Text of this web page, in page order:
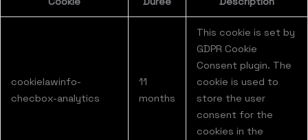
cookielawinfo-
checbox-analytics
11
months
This cookie is set by
GDPR Cookie
Consent plugin. The
cookie is used to
store the user
consent for the
cookies in the